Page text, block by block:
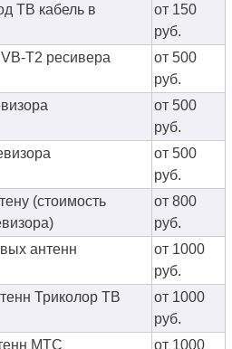
ТВ кабель в
от 150
руб.
T2 ресивера
от 500
руб.
от 500
руб.
от 500
руб.
(стоимость
от 800
руб.
антенн
от 1000
руб.
Триколор ТВ
от 1000
руб.
МТС
от 1000